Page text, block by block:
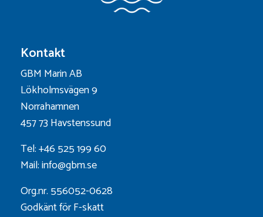
Kontakt
GBM Marin AB
Lökholmsvägen 9
Norrahamnen
457 73 Havstenssund
Tel: +46 525 199 60
Mail: info@gbm.se
Org.nr. 556052-0628
Godkänt för F-skatt